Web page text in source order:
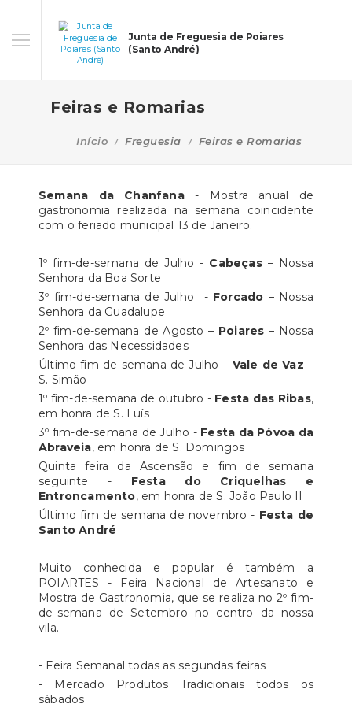
Junta de Freguesia de Poiares
(Santo André)
Feiras e Romarias
Início Freguesia Feiras e Romarias
Semana da Chanfana- Mostra anual de
gastronomia realizada na semana coincidente
com o feriado municipal 13 de Janeiro.
1º fim-de-semana de Julho - Cabeças– Nossa
Senhora da Boa Sorte
3º fim-de-semana de Julho - Forcado – Nossa
Senhora da Guadalupe
2º fim-de-semana de Agosto – Poiares – Nossa
Senhora das Necessidades
Último fim-de-semana de Julho – Vale de Vaz –
S. Simão
1º fim-de-semana de outubro - Festa das Ribas,
em honra de S. Luís
3º fim-de-semana de Julho - Festa da Póvoa da
Abraveia, em honra de S. Domingos
Quinta feira da Ascensão e fim de semana
seguinte - Festa do Criquelhas e
Entroncamento, em honra de S. João Paulo II
Último fim de semana de novembro - Festa de
Santo André
Muito conhecida e popular é também a
POIARTES - Feira Nacional de Artesanato e
Mostra de Gastronomia, que se realiza no 2º fim-
de-semana de Setembro no centro da nossa
vila.
- Feira Semanal todas as segundas feiras
- Mercado Produtos Tradicionais todos os
sábados